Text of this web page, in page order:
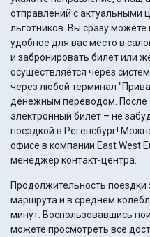
отправлений с актуальными
льготников. Вы сразу можете подобрать идеальный рейс,
удобное для вас место в
и забронировать билет или
осуществляется через
через любой терминал
денежным переводом. После оплаты вы получите
электронный билет – не
поездкой в Регенсбург!
офисе в компании East West
менеджер контакт-центра.
Продолжительность поездки
маршрута и в среднем
минут. Воспользовавшись поиском по направлению вы
можете просмотреть все